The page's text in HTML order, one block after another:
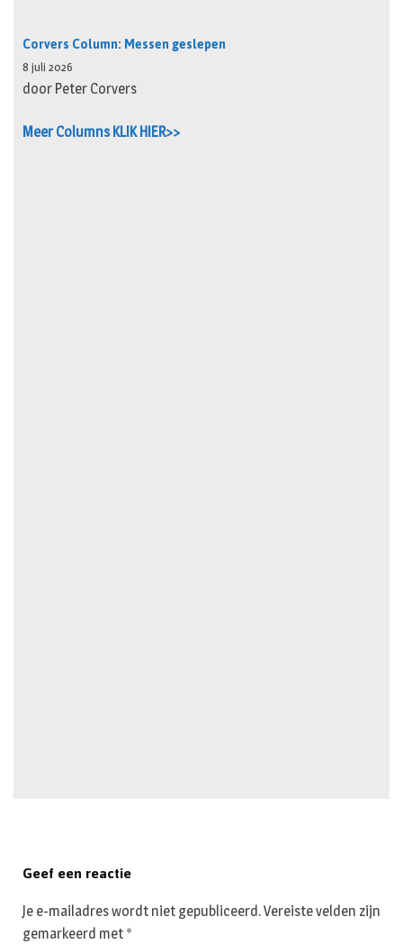
Corvers Column: Messen geslepen
8 juli 2026
door Peter Corvers
Meer Columns KLIK HIER>>
Geef een reactie
Je e-mailadres wordt niet gepubliceerd.Vereiste velden zijn
gemarkeerd met *